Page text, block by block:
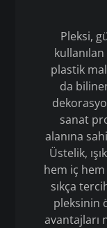
Pleksi,
plastik
da
sanat
alanına
Üstelik,
hem iç hem
sıkça
pleksinin
avantajları